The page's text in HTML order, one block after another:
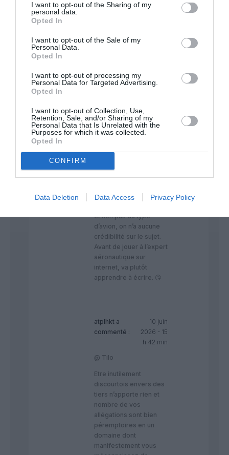
I want to opt-out of the Sharing of my
personal data.
Opted In
I want to opt-out of the Sale of my
Personal Data.
Opted In
I want to opt-out of processing my
Personal Data for Targeted Advertising.
Opted In
I want to opt-out of Collection, Use,
Retention, Sale, and/or Sharing of my
Personal Data that Is Unrelated with the
Purposes for which it was collected.
Opted In
CONFIRM
Data Deletion Data Access Privacy Policy
méthodologie, aucune
capacité d’analyse,
Tu n’as évidemment
jamais réalisé le
de toute façon, ce n’est
absolument pas le sujet.
Quand on est incapable
confort des sièges
cabine et du choix des
et non pas du type
d’avion, on n’a aucune
crédibilité sur le sujet.
Avant de jouer à l’expert
aéronautique sur
internet, va plutôt
apprendre à écrire. 😘​
atplhkt a
commenté :
10 juin
2026 - 15
h 42 min
@ Tilo
Etre inutilement
discourtois envers des
tiers n’apporte rien et
nombre de vos
allégations sont bien
péremptoires en un
domaine dont
manifestement vous